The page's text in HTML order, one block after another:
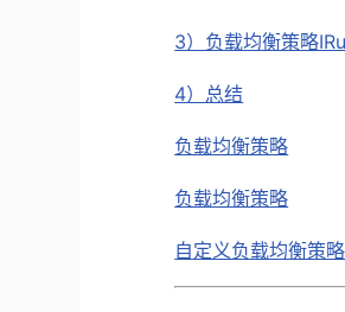
3）负载均衡策略
4）总结
负载均衡策略
负载均衡策略
自定义负载均衡策略